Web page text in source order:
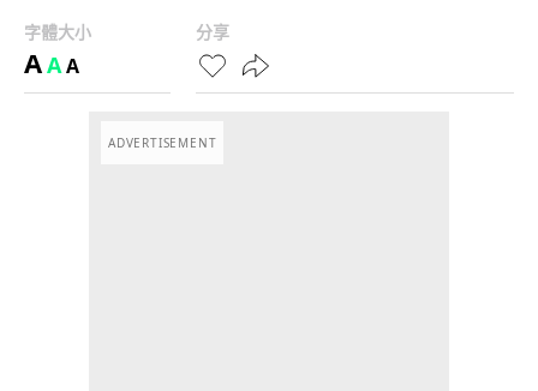
字體大小
AAA
分享
ADVERTISEMENT